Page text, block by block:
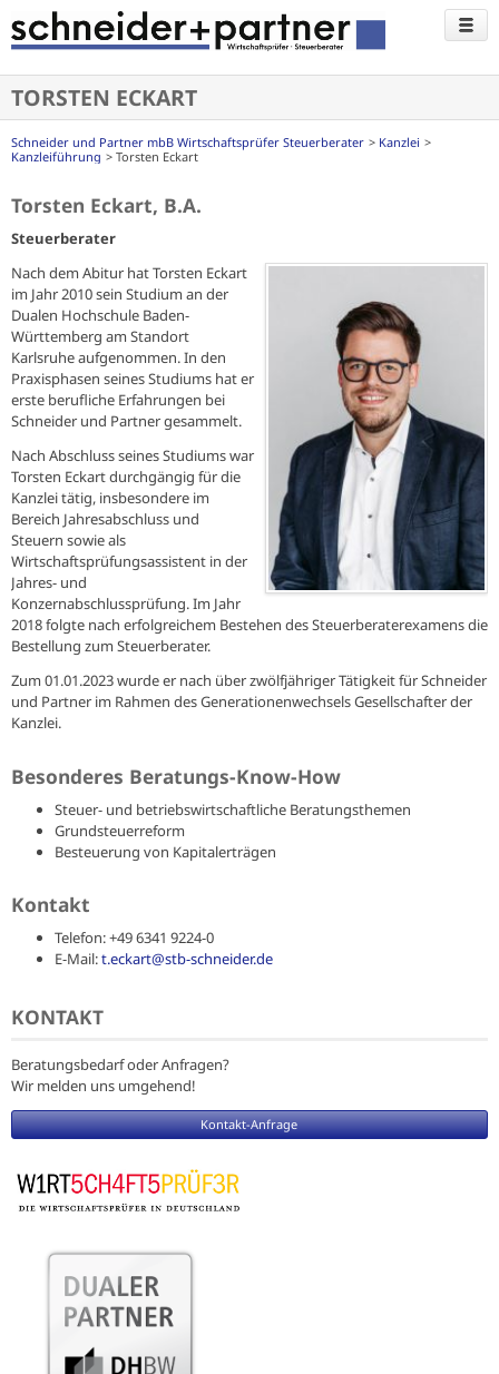
TORSTEN ECKART
Schneider und Partner mbB Wirtschaftsprüfer Steuerberater
Kanzlei
Kanzleiführung
Torsten Eckart
Torsten Eckart, B.A.
Steuerberater
Nach dem Abitur hat Torsten Eckart
im Jahr 2010 sein Studium an der
Dualen Hochschule Baden-
Württemberg am Standort
Karlsruhe aufgenommen. In den
Praxisphasen seines Studiums hat er
erste berufliche Erfahrungen bei
Schneider und Partner gesammelt.
Nach Abschluss seines Studiums war
Torsten Eckart durchgängig für die
Kanzlei tätig, insbesondere im
Bereich Jahresabschluss und
Steuern sowie als
Wirtschaftsprüfungsassistent in der
Jahres- und
Konzernabschlussprüfung. Im Jahr
2018 folgte nach erfolgreichem Bestehen des Steuerberaterexamens die
Bestellung zum Steuerberater.
Zum 01.01.2023 wurde er nach über zwölfjähriger Tätigkeit für Schneider
und Partner im Rahmen des Generationenwechsels Gesellschafter der
Kanzlei.
Besonderes Beratungs-Know-How
Steuer- und betriebswirtschaftliche Beratungsthemen
Grundsteuerreform
Besteuerung von Kapitalerträgen
Kontakt
Telefon: +49 6341 9224-0
E-Mail:t.eckart@stb-schneider.de
KONTAKT
Beratungsbedarf oder Anfragen?
Wir melden uns umgehend!
Kontakt-Anfrage